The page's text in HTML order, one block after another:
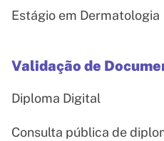
Estágio em Dermatologia
Validação de
Diploma Digital
Consulta pública de